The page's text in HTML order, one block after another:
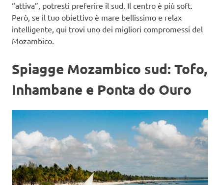
“attiva”, potresti preferire il sud. Il centro è più soft.
Però, se il tuo obiettivo è mare bellissimo e relax
intelligente, qui trovi uno dei migliori compromessi del
Mozambico.
Spiagge Mozambico sud: Tofo,
Inhambane e Ponta do Ouro